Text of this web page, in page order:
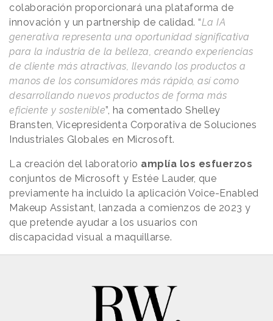
colaboración proporcionará una plataforma de
innovación y un partnership de calidad. “La IA
generativa representa una oportunidad significativa
para la industria de la belleza, creando experiencias
de cliente más atractivas, llevando los productos a
manos de los consumidores más rápido, así como
desarrollando nuevos productos de forma más
eficiente y sostenible”, ha comentado Shelley
Bransten, Vicepresidenta Corporativa de Soluciones
Industriales Globales en Microsoft.
La creación del laboratorio amplía los esfuerzos
conjuntos de Microsoft y Estée Lauder, que
previamente ha incluido la aplicación Voice-Enabled
Makeup Assistant, lanzada a comienzos de 2023 y
que pretende ayudar a los usuarios con
discapacidad visual a maquillarse.